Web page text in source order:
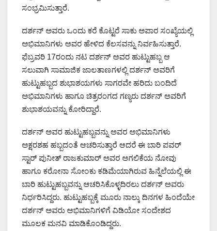
ಸಂಭ್ರಮಿಸುತ್ತಾರೆ.
ದರ್ಶನ್ ಅವರು ಒಂದು ಕರೆ ಕೊಟ್ಟರೆ ಸಾಕು ಅಪಾರ ಸಂಖ್ಯೆಯಲ್ಲಿ
ಅಭಿಮಾನಿಗಳು ಅವರ ಹೇಳಿದ ಕೆಲಸವನ್ನು ನಿರ್ವಹಿಸುತ್ತಾರೆ.
ಫೆಬ್ರವರಿ 17ರಂದು ನಟ ದರ್ಶನ್ ಅವರ ಹುಟ್ಟುಹಬ್ಬ ಆ
ಸಲುವಾಗಿ ಸಾಮಾಜಿಕ ಜಾಲತಾಣಗಳಲ್ಲಿ ದರ್ಶನ್ ಅವರಿಗೆ
ಹುಟ್ಟುಹಬ್ಬದ ಶುಭಾಶಯಗಳು ಸಾಗರವೇ ಹರಿದು ಬಂದಿದೆ
ಅಭಿಮಾನಿಗಳು ಹಾಗೂ ಚಿತ್ರರಂಗದ ಗಣ್ಯರು ದರ್ಶನ್ ಅವರಿಗೆ
ಶುಭಾಶಯವನ್ನು ಕೋರಿದ್ದಾರೆ.
ದರ್ಶನ್ ಅವರ ಹುಟ್ಟುಹಬ್ಬವನ್ನು ಅವರ ಅಭಿಮಾನಿಗಳು
ಅಕ್ಷರಶಹ ಹಬ್ಬದಂತೆ ಆಚರಿಸುತ್ತಾರೆ ಆದರೆ ಈ ಬಾರಿ ಪವರ್
ಸ್ಟಾರ್ ಪುನೀತ್ ರಾಜಕುಮಾರ್ ಅವರ ಅಗಲಿಕೆಯ ನೋವು
ಹಾಗೂ ಕರೋನಾ ಸೋಂಕು ಕಡಿಮೆಯಾಗಿರುವ ಹಿನ್ನೆಲೆಯಲ್ಲಿ ಈ
ಬಾರಿ ಹುಟ್ಟುಹಬ್ಬವನ್ನು ಆಚರಿಸಿಕೊಳ್ಳದಿರಲು ದರ್ಶನ್ ಅವರು
ನಿರ್ಧರಿಸಿದ್ದರು. ಹುಟ್ಟುಹಬ್ಬಕ್ಕೆ ಮೂರು ನಾಲ್ಕು ದಿನಗಳ ಹಿಂದೆಯೇ
ದರ್ಶನ್ ಅವರು ಅಭಿಮಾನಿಗಳಿಗೆ ವಿಡಿಯೋ ಸಂದೇಶದ
ಮೂಲಕ ಮನವಿ ಮಾಡಿಕೊಂಡಿದ್ದರು.